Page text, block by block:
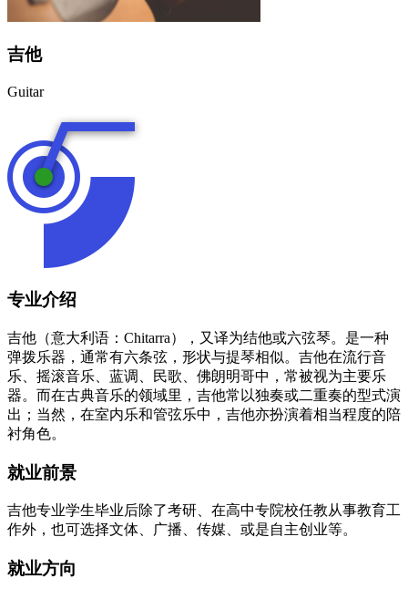
吉他
Guitar
专业介绍
吉他（意大利语：Chitarra），又译为结他或六弦琴。是一种
弹拨乐器，通常有六条弦，形状与提琴相似。吉他在流行音
乐、摇滚音乐、蓝调、民歌、佛朗明哥中，常被视为主要乐
器。而在古典音乐的领域里，吉他常以独奏或二重奏的型式演
出；当然，在室内乐和管弦乐中，吉他亦扮演着相当程度的陪
衬角色。
就业前景
吉他专业学生毕业后除了考研、在高中专院校任教从事教育工
作外，也可选择文体、广播、传媒、或是自主创业等。
就业方向